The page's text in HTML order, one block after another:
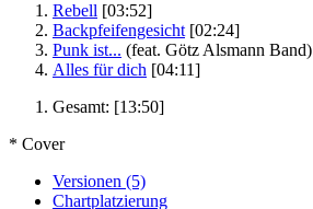
Rebell [03:52]
Backpfeifengesicht [02:24]
Punk ist... (feat. Götz Alsmann Band)
Alles für dich [04:11]
Gesamt: [13:50]
* Cover
Versionen (5)
Chartplatzierung